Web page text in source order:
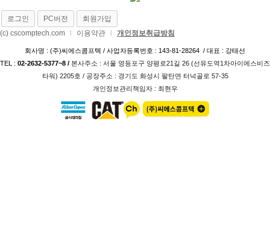
로그인 PC버전
회원가입
(c) cscomptech.com
이용약관 개인정보취급방침
회사명 : (주)씨에스콤프텍 / 사업자등록번호 : 143-81-28264 / 대표 : 강태선
TEL : 02-2632-5377~8 / 본사주소 : 서울 영등포구 양평로21길 26­ (선유도역1차아이에스비즈
타워) 2205호 / 공장주소 : 경기도 화성시 팔탄면 터넉골로 57-35
개인정보관리책임자 : 최현우